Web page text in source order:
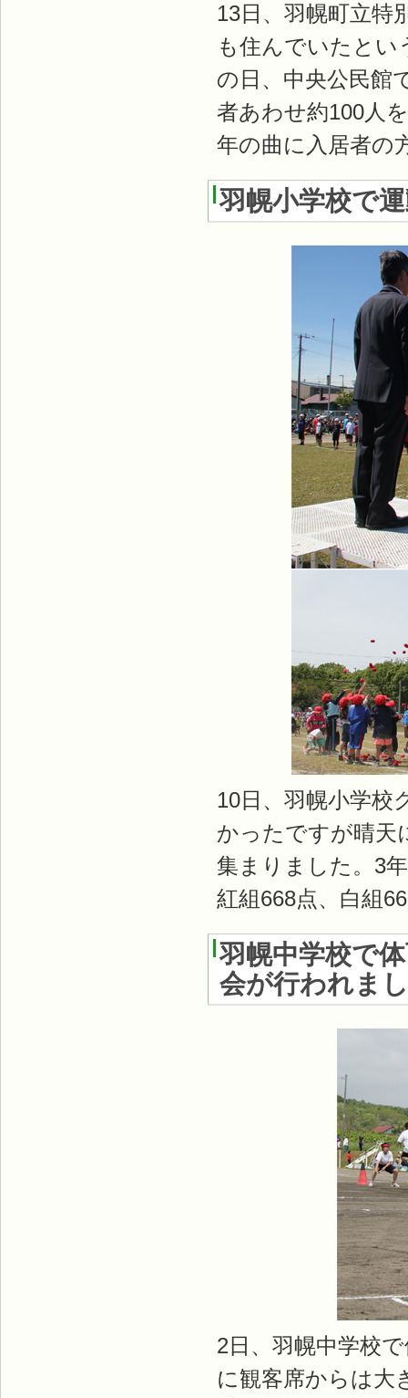
13日、羽幌町立特
も住んでいたと
の日、中央公民館
者あわせ約100人
年の曲に入居者の
羽幌小学校で
10日、羽幌小学校
かったですが晴天
集まりました。3
紅組668点、白組
羽幌中学校で
会が行われま
2日、羽幌中学校
に観客席からは大